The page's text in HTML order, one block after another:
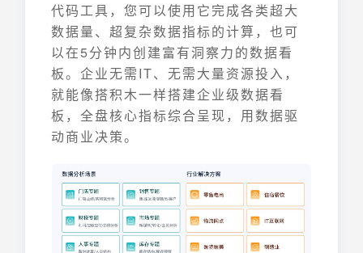
代码工具，您可以使用它完成各类超大
数据量、超复杂数据指标的计算，也可
以在5分钟内创建富有洞察力的数据看
板。企业无需IT、无需大量资源投入，
就能像搭积木一样搭建企业级数据看
板，全盘核心指标综合呈现，用数据驱
动商业决策。